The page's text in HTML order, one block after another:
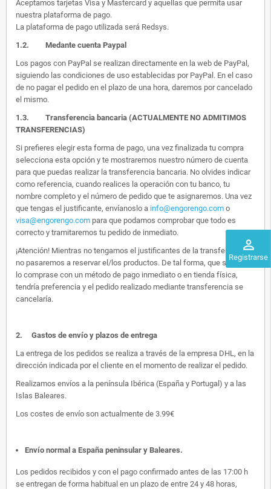
perm_identity
Registrarse
Aceptamos tarjetas Visa y Mastercard y aquellas que permita usar
nuestra plataforma de pago.
La plataforma de pago utilizada será Redsys.
1.2. Medante cuenta Paypal
Los pagos con PayPal se realizan directamente en la web de PayPal,
siguiendo las condiciones de uso establecidas por PayPal. En el caso
de no pagar el pedido en el plazo de una hora, daremos por cancelado
el mismo.
1.3. Transferencia bancaria (ACTUALMENTE NO ADMITIMOS
TRANSFERENCIAS)
Si prefieres elegir esta forma de pago, una vez finalizada tu compra
selecciona esta opción y te mostraremos nuestro número de cuenta
para que puedas realizar la transferencia bancaria. No olvides indicar
como referencia, cuando realices la operación con tu banco, tu
nombre completo y el número de pedido que te asignaremos. Una vez
que tengas el justificante, envíanoslo a info@engorengo.com o
visa@engorengo.com para que podamos comprobar que todo es
correcto y tramitaremos tu pedido de inmediato.
¡Atención! Mientras no tengamos el justificantes de la transferencia,
no pasaremos a reservar el/los productos. De tal forma, que si alguien
lo comprase con un método de pago inmediato o en tienda física,
tendría preferencia y el pedido realizado mediante transferencia se
cancelaría.
2. Gastos de envío y plazos de entrega
La entrega de los pedidos se realiza a través de la empresa DHL, en la
dirección indicada por el cliente en el momento de realizar el pedido.
Realizamos envíos a la península Ibérica (España y Portugal) y a las
Islas Baleares.
Los costes de envío son actualmente de 3.99€
Envío normal a España peninsular y Baleares.
Los pedidos recibidos y con el pago confirmado antes de las 17:00 h
se entregan de forma habitual en un plazo de entre 24 y 48 horas,